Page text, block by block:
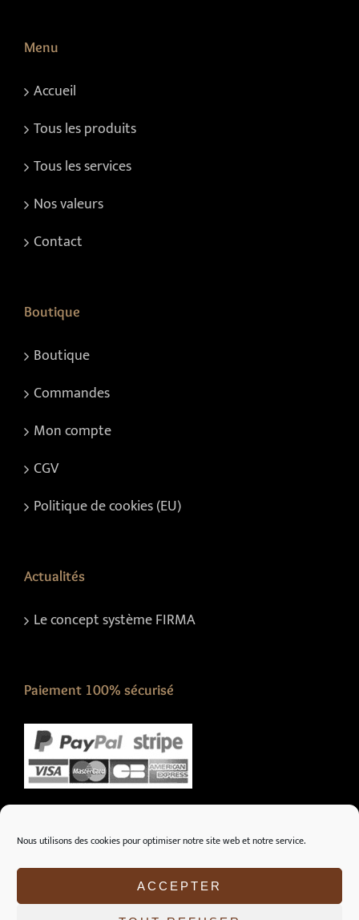
Nous utilisons des cookies pour optimiser notre site web et notre service.
ACCEPTER
Menu
Accueil
Tous les produits
Tous les services
Nos valeurs
Contact
Boutique
Boutique
Commandes
Mon compte
CGV
Politique de cookies (EU)
Actualités
Le concept système FIRMA
Paiement 100% sécurisé
Nous suivre sur :